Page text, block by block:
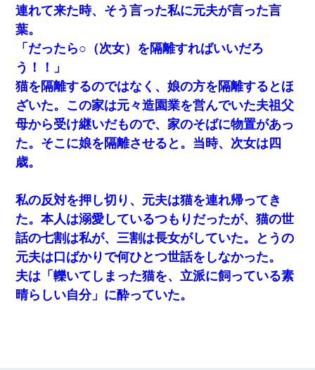
連れて来た時、そう言った私に元夫が言った言
葉。
「だったら○（次女）を隔離すればいいだろ
う！！」
猫を隔離するのではなく、娘の方を隔離するとほ
ざいた。この家は元々造園業を営んでいた夫祖父
母から受け継いだもので、家のそばに物置があっ
た。そこに娘を隔離させると。当時、次女は四
歳。
私の反対を押し切り、元夫は猫を連れ帰ってき
た。本人は溺愛しているつもりだったが、猫の世
話の七割は私が、三割は長女がしていた。とうの
元夫は口ばかりで何ひとつ世話をしなかった。
夫は「轢いてしまった猫を、立派に飼っている素
晴らしい自分」に酔っていた。